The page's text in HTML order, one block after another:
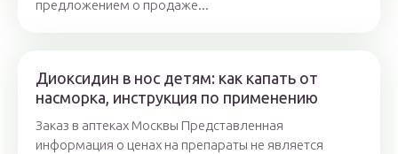
предложением о продаже...
Диоксидин в нос детям: как капать от
насморка, инструкция по применению
Заказ в аптеках Москвы Представленная
информация о ценах на препараты не является